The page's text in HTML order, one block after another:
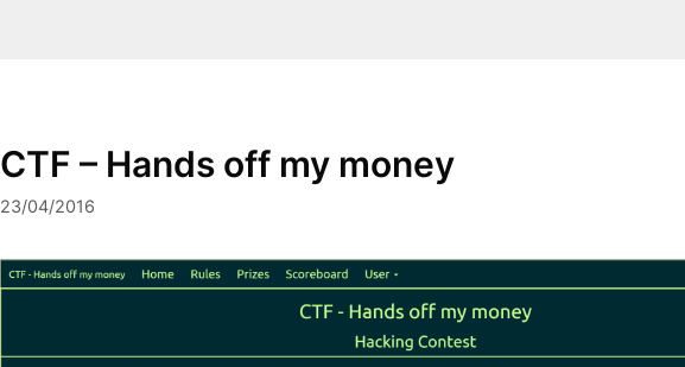
CTF – Hands off my money
23/04/2016